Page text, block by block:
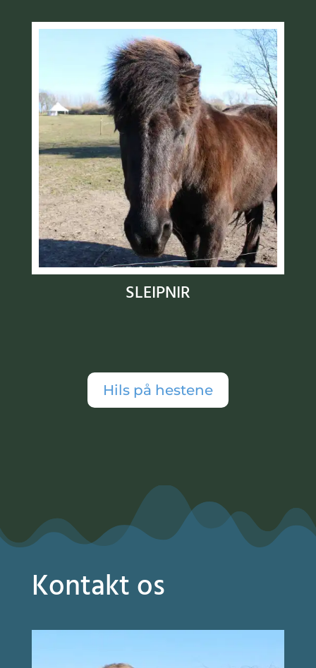
SLEIPNIR
Hils på hestene
Kontakt os